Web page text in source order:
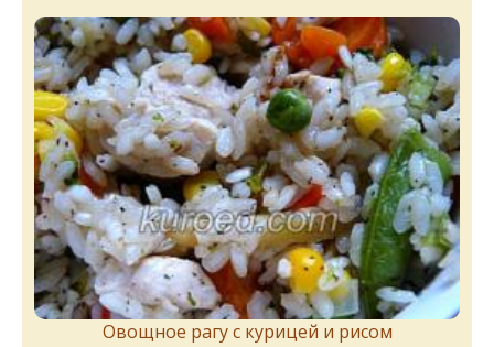
Овощное рагу с курицей и рисом